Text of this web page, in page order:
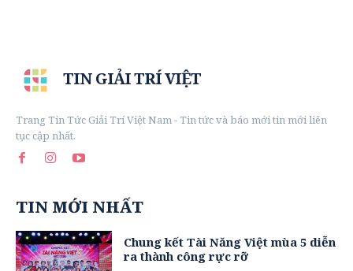
TIN GIẢI TRÍ VIỆT
Trang Tin Tức Giải Trí Việt Nam - Tin tức và báo mới tin mới liên
tục cập nhất.
TIN MỚI NHẤT
Chung kết Tài Năng Việt mùa 5 diễn
ra thành công rực rỡ